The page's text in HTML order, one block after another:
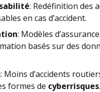
: Redéfinition des
en cas d’accident.
: Modèles
basés sur des
: Moins d’accidents
formes de cyberrisques.